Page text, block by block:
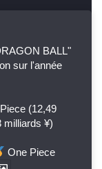
BALL"
sur l'année
(12,49
milliards ¥)
One Piece